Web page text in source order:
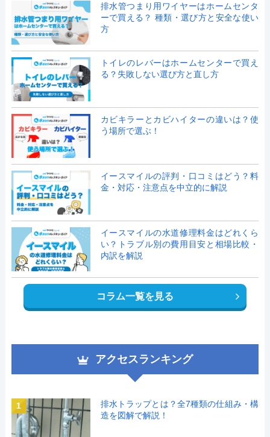
排水管つまり用ワイヤーはホームセンタ
ーで買える？ 種類・選び方と安全な使い
方
トイレのレバーはホームセンターで買え
る？失敗しない選び方と直し方
カビキラーとカビハイターの違いは？使
う場所で選ぶ！
イースマイルの評判・口コミはどう？料
金・対応・注意点を中立的に解説
イースマイルの水道修理料金はどれくら
い？トラブル別の費用目安と相場比較・
内訳を解説
コラム一覧を見る
アクセスランキング
1
排水トラップとは？全7種類の仕組み・構
造を図解で解説！